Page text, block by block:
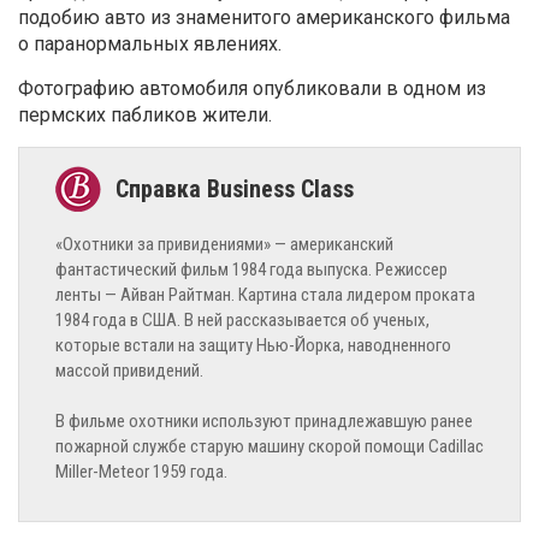
подобию авто из знаменитого американского фильма
о паранормальных явлениях.
Фотографию автомобиля опубликовали в одном из
пермских пабликов жители.
«Охотники за привидениями» — американский
фантастический фильм 1984 года выпуска. Режиссер
ленты — Айван Райтман. Картина стала лидером проката
1984 года в США. В ней рассказывается об ученых,
которые встали на защиту Нью-Йорка, наводненного
массой привидений.
В фильме охотники используют принадлежавшую ранее
пожарной службе старую машину скорой помощи Cadillac
Miller-Meteor 1959 года.